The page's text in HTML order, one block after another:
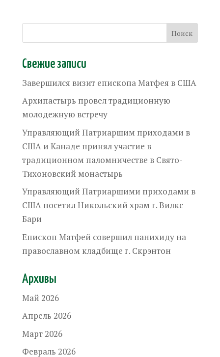
Свежие записи
Завершился визит епископа Матфея в США
Архипастырь провел традиционную
молодежную встречу
Управляющий Патриаршим приходами в
США и Канаде принял участие в
традиционном паломничестве в Свято-
Тихоновский монастырь
Управляющий Патриаршими приходами в
США посетил Никольский храм г. Вилкс-
Бари
Епископ Матфей совершил панихиду на
православном кладбище г. Скрэнтон
Архивы
Май 2026
Апрель 2026
Март 2026
Февраль 2026